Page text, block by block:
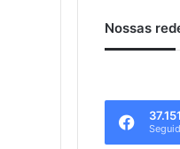
Nossas
37.151